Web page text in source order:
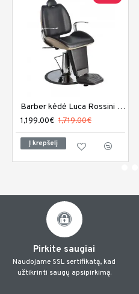
Barber kėdė Luca Rossini Figaro
1,199.00€ 1,719.00€
Į krepšelį
Pirkite saugiai
Naudojame SSL sertifikatą, kad
užtikrinti saugų apsipirkimą.